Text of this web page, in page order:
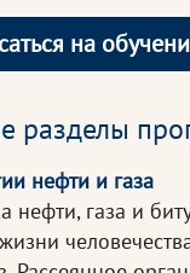
на
разделы
нефти и газа
нефти, газа и